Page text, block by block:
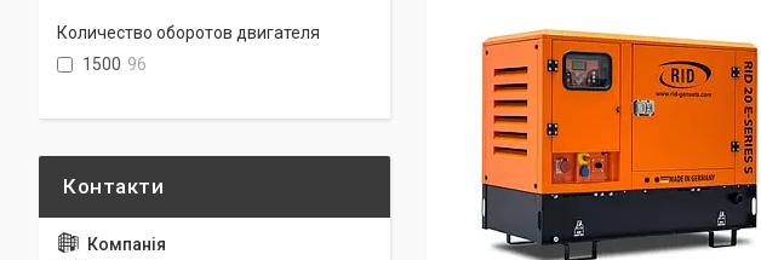
Количество оборотов двигателя
1500 96